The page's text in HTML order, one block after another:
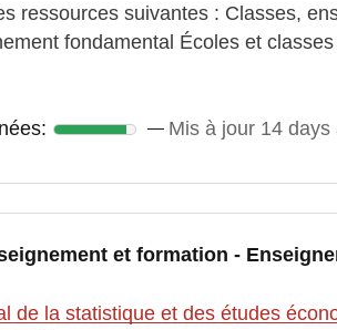
ressources suivantes : Classes,
fondamental Écoles et
Mis à jour 14 days
et formation -
de la statistique et des études